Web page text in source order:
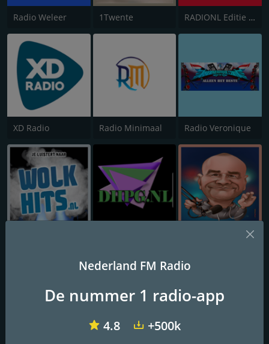
Radio Weleer 1Twente RADIONL Editie Twente
XD Radio Radio Minimaal Radio Veronique
PepperboxRadio
Nederland FM Radio
De nummer 1 radio-app
4.8 +500k